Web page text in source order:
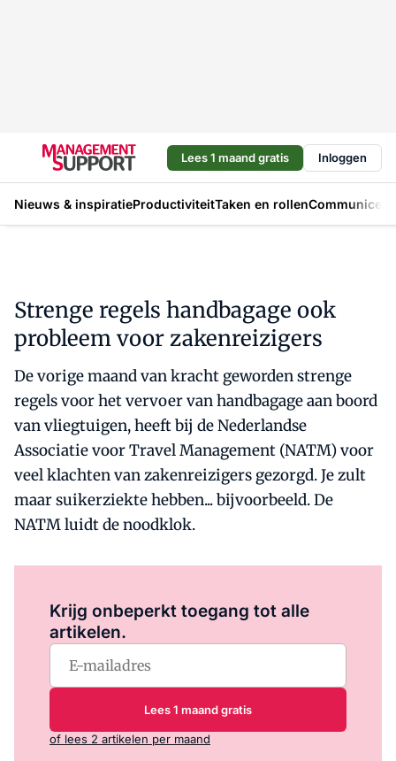
Lees 1 maand gratis Inloggen
Nieuws & inspiratieProductiviteitTaken en rollen
Strenge regels handbagage ook
probleem voor zakenreizigers
De vorige maand van kracht geworden strenge
regels voor het vervoer van handbagage aan boord
van vliegtuigen, heeft bij de Nederlandse
Associatie voor Travel Management (NATM) voor
veel klachten van zakenreizigers gezorgd. Je zult
maar suikerziekte hebben... bijvoorbeeld. De
NATM luidt de noodklok.
Krijg onbeperkt toegang tot alle
artikelen.
Lees 1 maand gratis
of lees 2 artikelen per maand